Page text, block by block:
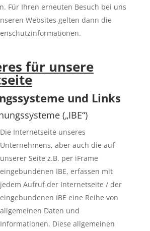
Für Ihren erneuten Besuch bei uns
Websites gelten dann die
für unsere
und Links
(„IBE“)
Die Internetseite unseres
Unternehmens, aber auch die auf
unserer Seite z.B. per iFrame
eingebundenen IBE, erfassen mit
jedem Aufruf der Internetseite / der
eingebundenen IBE eine Reihe von
allgemeinen Daten und
Informationen. Diese allgemeinen